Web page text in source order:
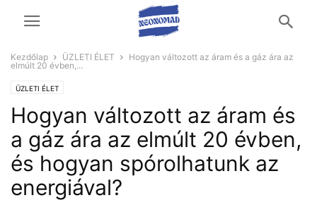
Kezdőlap ÜZLETI ÉLET
Hogyan változott az áram és a gáz ára az
elmúlt 20 évben,...
ÜZLETI ÉLET
Hogyan változott az áram és
a gáz ára az elmúlt 20 évben,
és hogyan spórolhatunk az
energiával?